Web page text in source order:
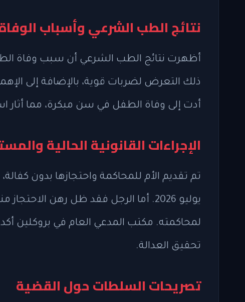
نتائج الطب الشرعي وأسباب
أظهرت نتائج الطب الشرعي أن سبب وفاة
ذلك التعرض لضربات قوية، بالإضافة إلى
أدت إلى وفاة الطفل في سن مبكرة، مما أثار
الإجراءات القانونية الحالية
تم تقديم الأم للمحاكمة واحتجازها بدون
لمحاكمته. مكتب المدعي العام في بروكلين
تحقيق العدالة.
تصريحات السلطات حول القضية